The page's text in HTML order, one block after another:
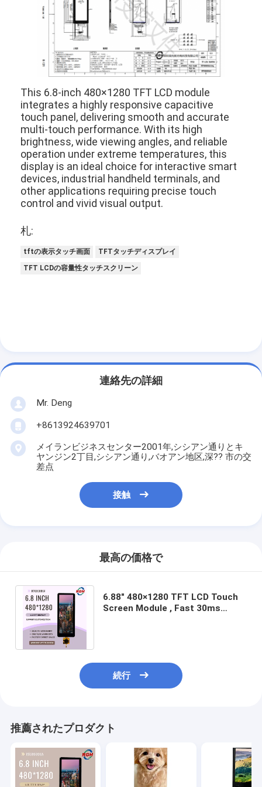
スクウェアLCDディスプレイ
円形液晶ディスプレイ
EインクEpaperの表示
TFT LCD レジスティブタッチスクリーン
PMoled ディスプレイ
TF TFT LCD ディスプレイ
RF TFT LCD ディスプレイ
amoled表示
This 6.8-inch 480×1280 TFT LCD module
integrates a highly responsive capacitive
touch panel, delivering smooth and accurate
multi-touch performance. With its high
brightness, wide viewing angles, and reliable
operation under extreme temperatures, this
display is an ideal choice for interactive smart
devices, industrial handheld terminals, and
other applications requiring precise touch
control and vivid visual output.
札:
tftの表示タッチ画面
TFTタッチディスプレイ
TFT LCDの容量性タッチスクリーン
連絡先の詳細
Mr. Deng
+8613924639701
メイランビジネスセンター2001年,シシアン通りとキ
ヤンジン2丁目,シシアン通り,バオアン地区,深?? 市の交
差点
接触
最高の価格で
6.88" 480×1280 TFT LCD Touch
Screen Module , Fast 30ms
続行
推薦されたプロダクト